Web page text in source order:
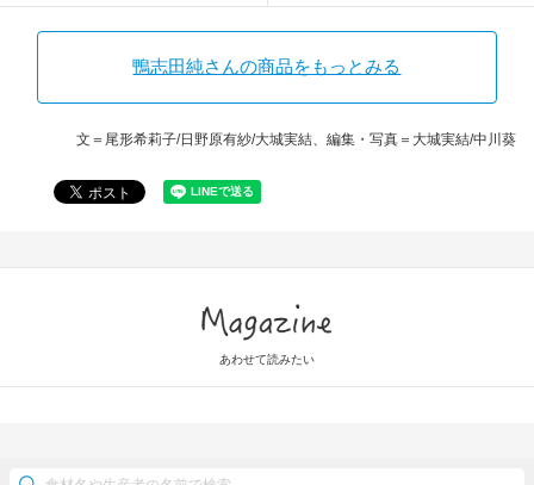
鴨志田純さんの商品をもっとみる
文＝尾形希莉子/日野原有紗/大城実結、編集・写真＝大城実結/中川葵
あわせて読みたい